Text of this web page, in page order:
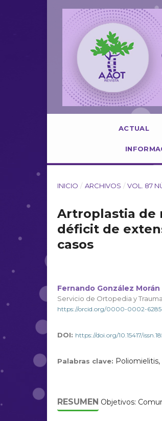
ACTUAL
INICIO / ARCHIVOS / VOL. 87
Artroplastia de
déficit de
casos
Fernando González Morán
Servicio de Ortopedia y
https://orcid.org/0000-0002-
DOI: https://doi.org/10.15417/
Palabras clave:
RESUMEN Objetivos: